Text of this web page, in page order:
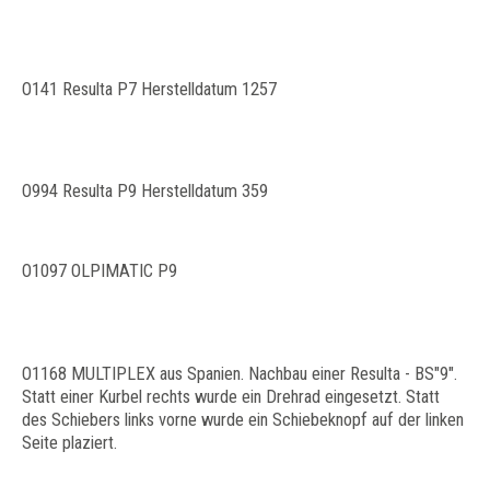
O141 Resulta P7 Herstelldatum 1257
O994 Resulta P9 Herstelldatum 359
O1097 OLPIMATIC P9
O1168 MULTIPLEX aus Spanien. Nachbau einer Resulta - BS"9".
Statt einer Kurbel rechts wurde ein Drehrad eingesetzt. Statt
des Schiebers links vorne wurde ein Schiebeknopf auf der linken
Seite plaziert.